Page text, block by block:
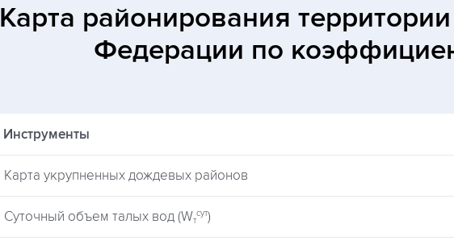
Карта районирования
Федерации по
Инструменты
Карта укрупненных дождевых районов
Суточный объем талых вод (Wт
сут)